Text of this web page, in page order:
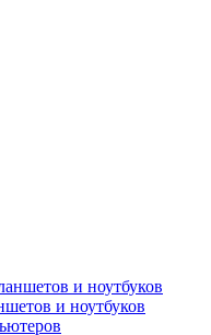
и ноутбуков